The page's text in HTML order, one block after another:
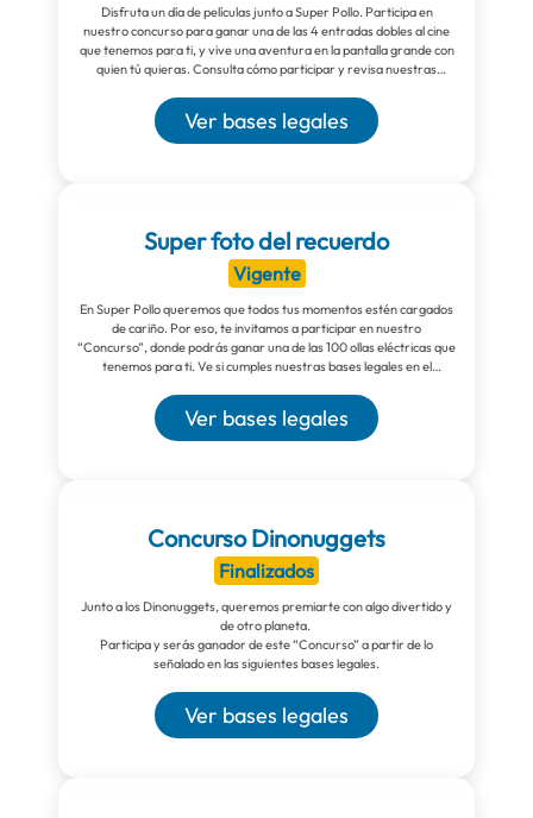
Disfruta un día de películas junto a Super Pollo. Participa en
nuestro concurso para ganar una de las 4 entradas dobles al cine
que tenemos para ti, y vive una aventura en la pantalla grande con
quien tú quieras. Consulta cómo participar y revisa nuestras
Ver bases legales
Super foto del recuerdo
Vigente
En Super Pollo queremos que todos tus momentos estén cargados
de cariño. Por eso, te invitamos a participar en nuestro
“Concurso”, donde podrás ganar una de las 100 ollas eléctricas que
tenemos para ti. Ve si cumples nuestras bases legales en el
Ver bases legales
Concurso Dinonuggets
Finalizados
Junto a los Dinonuggets, queremos premiarte con algo divertido y
de otro planeta.
Participa y serás ganador de este “Concurso” a partir de lo
señalado en las siguientes bases legales.
Ver bases legales